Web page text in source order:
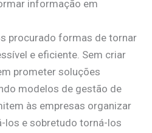
informação em
procurado formas de tornar
e eficiente. Sem criar
prometer soluções
modelos de gestão de
às empresas organizar
los e sobretudo torná-los